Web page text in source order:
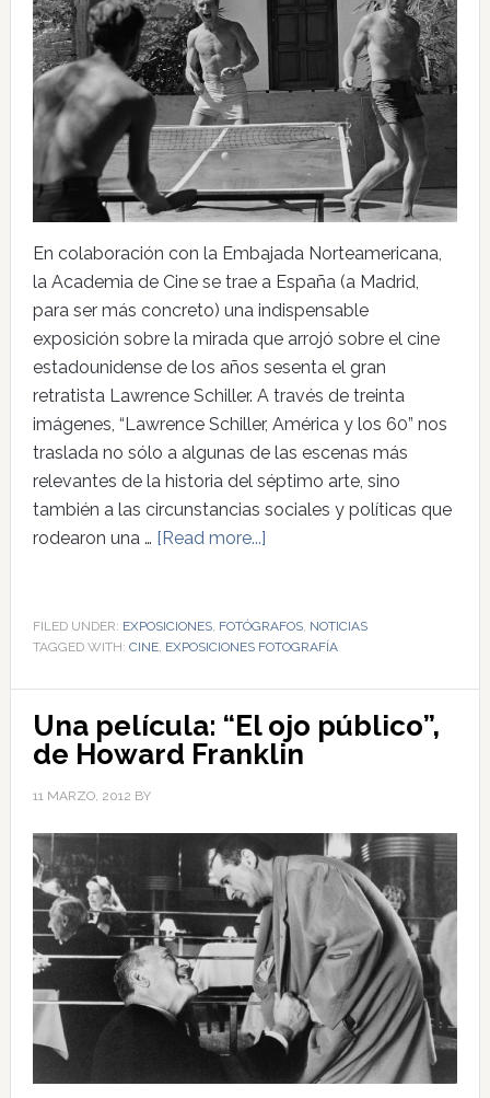
En colaboración con la Embajada Norteamericana,
la Academia de Cine se trae a España (a Madrid,
para ser más concreto) una indispensable
exposición sobre la mirada que arrojó sobre el cine
estadounidense de los años sesenta el gran
retratista Lawrence Schiller. A través de treinta
imágenes, “Lawrence Schiller, América y los 60” nos
traslada no sólo a algunas de las escenas más
relevantes de la historia del séptimo arte, sino
también a las circunstancias sociales y políticas que
rodearon una … [Read more...]
FILED UNDER: EXPOSICIONES, FOTÓGRAFOS, NOTICIAS
TAGGED WITH: CINE, EXPOSICIONES FOTOGRAFÍA
Una película: “El ojo público”,
de Howard Franklin
11 MARZO, 2012 BY